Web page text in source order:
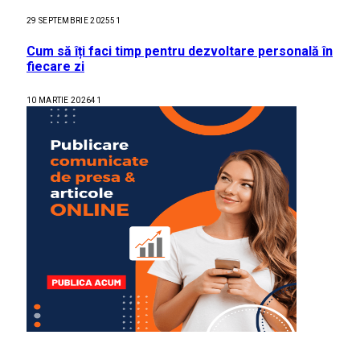
29 SEPTEMBRIE 202551
Cum să îți faci timp pentru dezvoltare personală în
fiecare zi
10 MARTIE 202641